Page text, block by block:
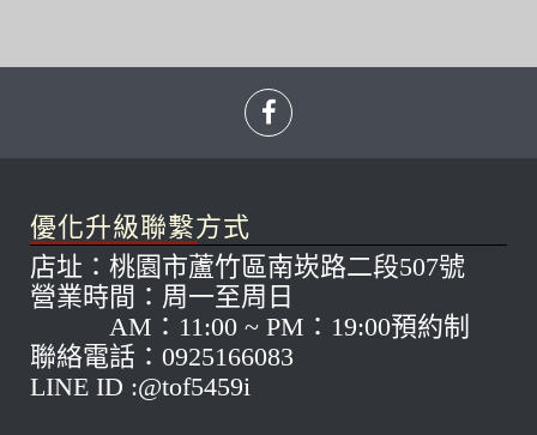
優化升級聯繫方式
店址：桃園市蘆竹區南崁路二段507號
營業時間：周一至周日
AM：11:00 ~ PM：19:00預約制
聯絡電話：0925166083
LINE ID :@tof5459i